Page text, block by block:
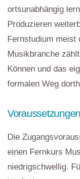
ortsunabhängig
Produzieren
Fernstudium meist
Musikbranche
Können und das
formalen Weg
Die
einen Fernkurs
niedrigschwellig.